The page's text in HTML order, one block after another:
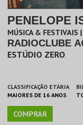
PENELOPE
MÚSICA & FESTIVAIS |
RADIOCLUBE
ESTÚDIO ZERO
CLASSIFICAÇÃO ETÁRIA
MAIORES DE 16 ANOS
COMPRAR